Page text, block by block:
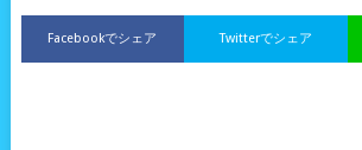
Facebookでシェア Twitterでシェア